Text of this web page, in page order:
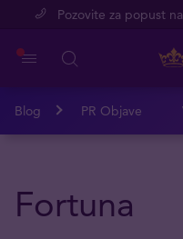
Pozovite za popust
Blog PR Objave
Fortuna